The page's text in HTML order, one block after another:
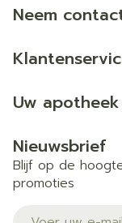
Neem
Uw apotheek
Nieuwsbrief
Blijf op de
promoties
E-mail adres